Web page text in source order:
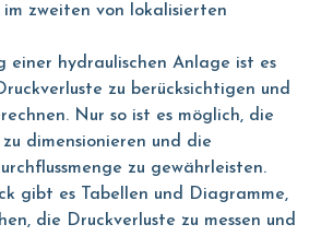
im zweiten von lokalisierten
einer hydraulischen Anlage ist es
zu berücksichtigen und
Nur so ist es möglich, die
dimensionieren und die
zu gewährleisten.
gibt es Tabellen und Diagramme,
die Druckverluste zu messen und